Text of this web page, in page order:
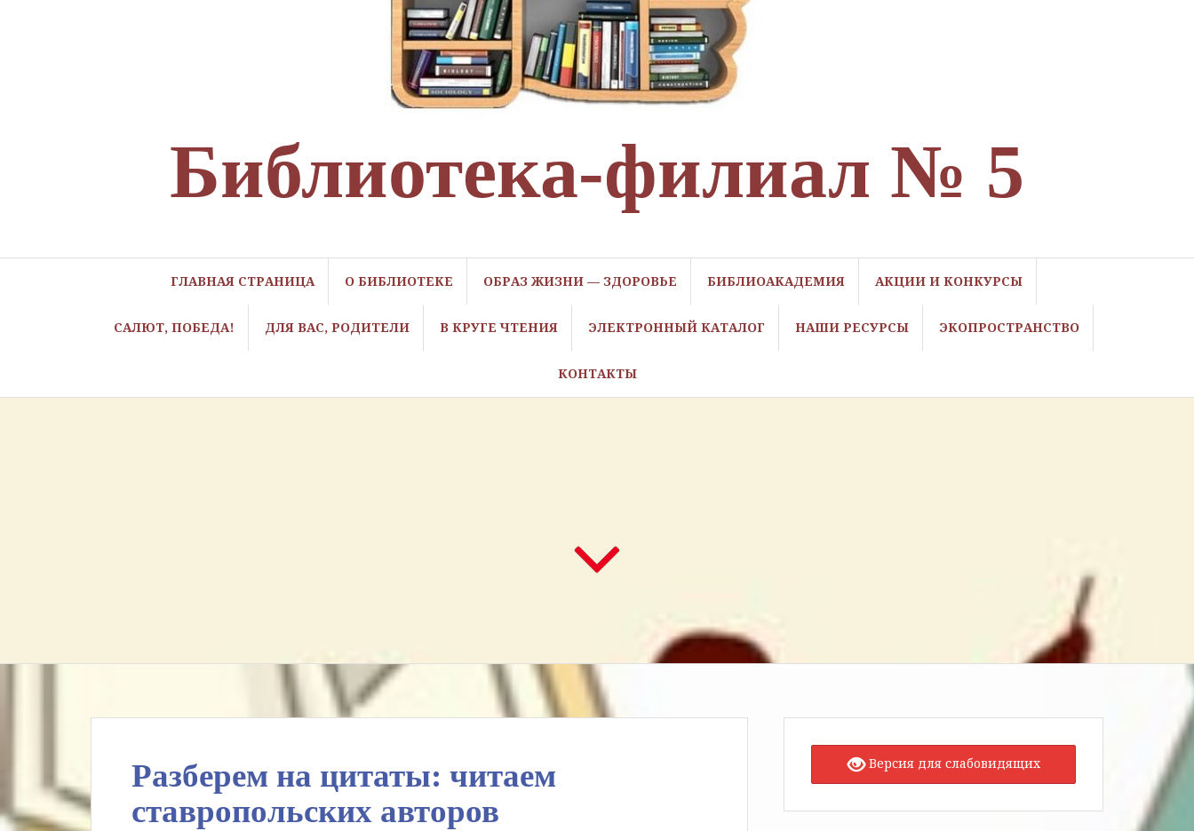
Библиотека-филиал № 5
ГЛАВНАЯ СТРАНИЦА О БИБЛИОТЕКЕ ОБРАЗ ЖИЗНИ — ЗДОРОВЬЕ БИБЛИОАКАДЕМИЯ АКЦИИ И КОНКУРСЫ
САЛЮТ, ПОБЕДА! ДЛЯ ВАС, РОДИТЕЛИ В КРУГЕ ЧТЕНИЯ ЭЛЕКТРОННЫЙ КАТАЛОГ НАШИ РЕСУРСЫ ЭКОПРОСТРАНСТВО
КОНТАКТЫ
Разберем на цитаты: читаем
ставропольских авторов
Версия для слабовидящих